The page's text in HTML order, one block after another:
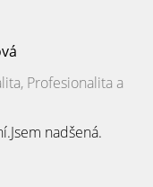
Profesionalita a
nadšená.